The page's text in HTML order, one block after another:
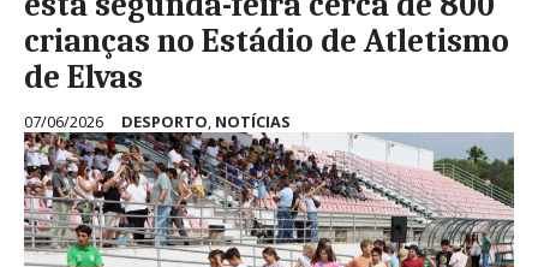
crianças no Estádio de Atletismo
de Elvas
07/06/2026 DESPORTO, NOTÍCIAS